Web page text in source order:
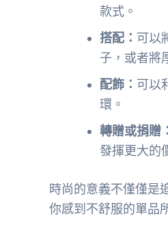
款式。
搭配： 可以
子，或者將
配飾： 可以
環。
轉贈或捐贈：
發揮更大的
時尚的意義不僅僅是
你感到不舒服的單品